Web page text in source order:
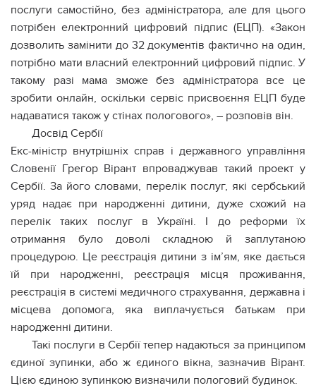
послуги самостійно, без адміністратора, але для цього
потрібен електронний цифровий підпис (ЕЦП). «Закон
дозволить замінити до 32 документів фактично на один,
потрібно мати власний електронний цифровий підпис. У
такому разі мама зможе без адміністратора все це
зробити онлайн, оскільки сервіс присвоєння ЕЦП буде
надаватися також у стінах пологового», – розповів він.
Досвід Сербії
Екс-міністр внутрішніх справ і державного управління
Словенії Грегор Вірант впроваджував такий проект у
Сербії. За його словами, перелік послуг, які сербський
уряд надає при народженні дитини, дуже схожий на
перелік таких послуг в Україні. І до реформи їх
отримання було доволі складною й заплутаною
процедурою. Це реєстрація дитини з ім’ям, яке дається
їй при народженні, реєстрація місця проживання,
реєстрація в системі медичного страхування, державна і
місцева допомога, яка виплачується батькам при
народженні дитини.
Такі послуги в Сербії тепер надаються за принципом
єдиної зупинки, або ж єдиного вікна, зазначив Вірант.
Цією єдиною зупинкою визначили пологовий будинок.